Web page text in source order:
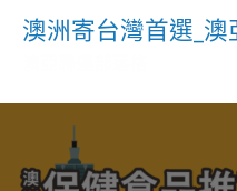
澳洲寄台灣首選_澳